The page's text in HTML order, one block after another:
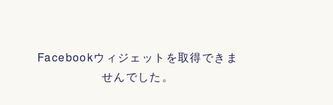
Facebookウィジェットを取得できま
せんでした。